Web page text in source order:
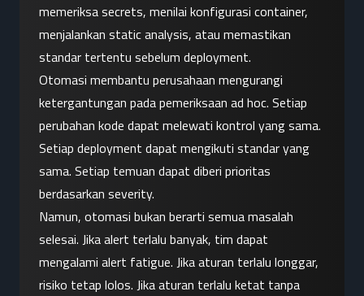
memeriksa secrets, menilai konfigurasi container,
menjalankan static analysis, atau memastikan
standar tertentu sebelum deployment.
Otomasi membantu perusahaan mengurangi
ketergantungan pada pemeriksaan ad hoc. Setiap
perubahan kode dapat melewati kontrol yang sama.
Setiap deployment dapat mengikuti standar yang
sama. Setiap temuan dapat diberi prioritas
berdasarkan severity.
Namun, otomasi bukan berarti semua masalah
selesai. Jika alert terlalu banyak, tim dapat
mengalami alert fatigue. Jika aturan terlalu longgar,
risiko tetap lolos. Jika aturan terlalu ketat tanpa